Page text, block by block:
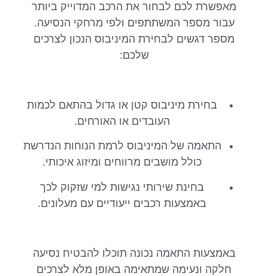
מאפשרת לכם לבחור את הרכב המדוייק ביותר
עבור מספר המשתתפים ולפי מרחקי הנסיעה.
מספר דגשים לבחירת המיניבוס הנכון לצרכים
שלכם:
בחירת מיניבוס קטן או גדול בהתאם לכמות
העובדים או האורחים.
התאמה של המיניבוס לרמת הנוחות הנדרשת
כולל מושבים מרווחים ומיזוג איכותי.
בחינת שירותי נגישות למי שזקוק לכך
באמצעות רכבים ייעודיים עם מעלונים.
באמצעות התאמה נכונה תוכלו להבטיח נסיעה
חלקה ונעימה שמתאימה באופן מלא לצרכים